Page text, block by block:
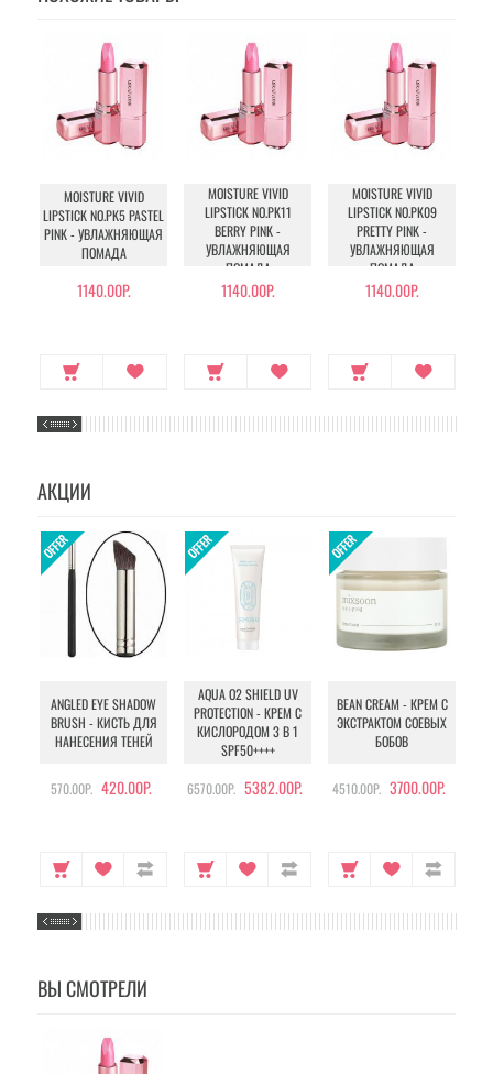
MOISTURE VIVID
LIPSTICK NO.PK5 PASTEL
PINK - УВЛАЖНЯЮЩАЯ
ПОМАДА
1140.00Р.
MOISTURE VIVID
LIPSTICK NO.PK11
BERRY PINK -
УВЛАЖНЯЮЩАЯ
ПОМАДА
1140.00Р.
MOISTURE VIVID
LIPSTICK NO.PK09
PRETTY PINK -
УВЛАЖНЯЮЩАЯ
ПОМАДА
1140.00Р.
АКЦИИ
ANGLED EYE SHADOW
BRUSH - КИСТЬ ДЛЯ
НАНЕСЕНИЯ ТЕНЕЙ
570.00Р. 420.00Р.
AQUA O2 SHIELD UV
PROTECTION - КРЕМ С
КИСЛОРОДОМ 3 В 1
SPF50++++
6570.00Р. 5382.00Р.
BEAN CREAM - КРЕМ С
ЭКСТРАКТОМ СОЕВЫХ
БОБОВ
4510.00Р. 3700.00Р.
ВЫ СМОТРЕЛИ